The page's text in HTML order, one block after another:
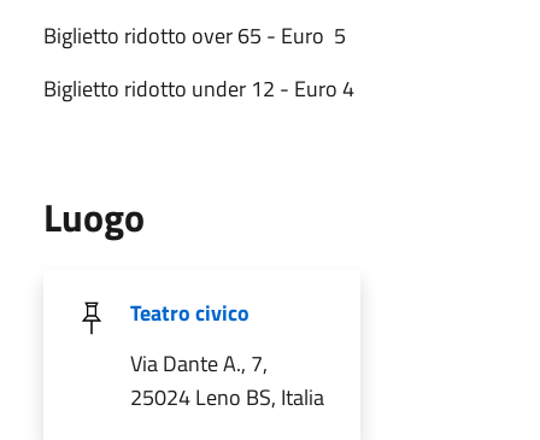
Biglietto ridotto over 65 - Euro 5
Biglietto ridotto under 12 - Euro 4
Luogo
Teatro civico
Via Dante A., 7,
25024 Leno BS, Italia